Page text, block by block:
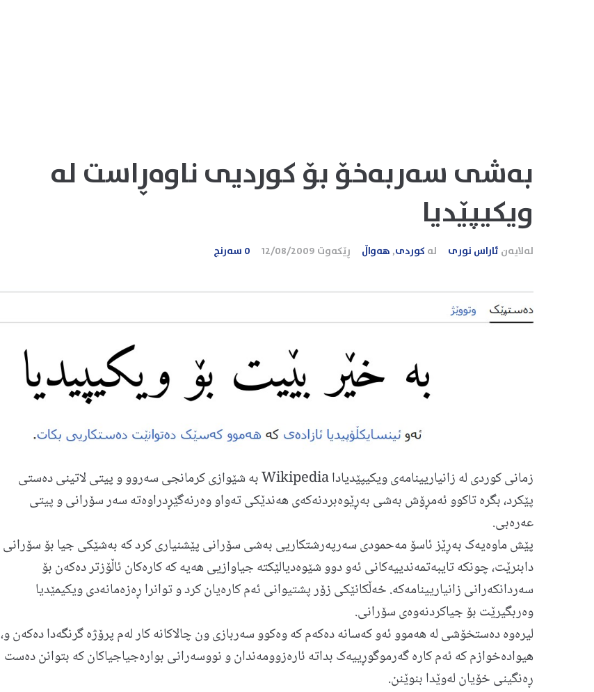
بەشی سەربەخۆ بۆ کوردیی ناوەڕاست لە
ویکیپێدیا
لەلایەن ئاراس نوری لە کوردی,هەواڵ ڕێکەوت 12/08/2009 0 سەرنج
زمانی کوردی لە زانیاریینامەی ویکیپێدیادا Wikipedia بە شێوازی کرمانجی سەروو و پیتی لاتینی دەستی
پێکرد، بگرە تاکوو ئەمڕۆش بەشی بەڕێوەبردنەکەی ھەندێکی تەواو وەرنەگێڕدراوەتە سەر سۆرانی و پیتی
عەرەبی.
پێش ماوەیەک بەڕێز ئاسۆ مەحمودی سەرپەرشتکاریی بەشی سۆرانی پێشنیاری کرد کە بەشێکی جیا بۆ سۆرانی
دابنرێت، چونکە تایبەتمەندییەکانی ئەو دوو شێوەدیالێکتە جیاوازیی ھەیە کە کارەکان ئاڵۆزتر دەکەن بۆ
سەردانکەرانی زانیاریینامەکە. خەڵکانێکی زۆر پشتیوانی ئەم کارەیان کرد و توانرا ڕەزەمانەدی ویکیمێدیا
وەربگیرێت بۆ جیاکردنەوەی سۆرانی.
لیرەوە دەستخۆشی لە ھەموو ئەو کەسانە دەکەم کە وەکوو سەربازی ون چالاکانە کار لەم پرۆژە گرنگەدا دەکەن و،
ھیوادەخوازم کە ئەم کارە گەرموگوڕییەک بداتە ئارەزوومەندان و نووسەرانی بوارەجیاجیاکان کە بتوانن دەست
ڕەنگینی خۆیان لەوێدا بنوێنن.